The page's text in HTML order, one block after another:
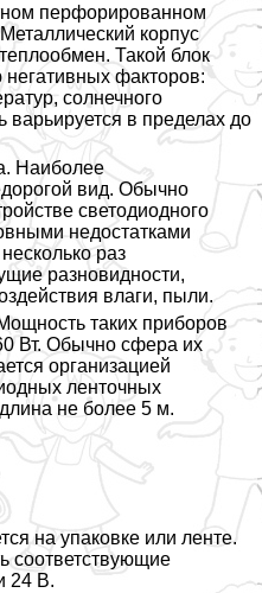
перфорированном
корпус
Такой блок
негативных факторов:
солнечного
варьируется в пределах до
Наиболее
вид. Обычно
светодиодного
недостатками
раз
разновидности,
влаги, пыли.
таких приборов
Вт. Обычно сфера их
организацией
ленточных
не более 5 м.
на упаковке или ленте.
соответствующие
24 В.